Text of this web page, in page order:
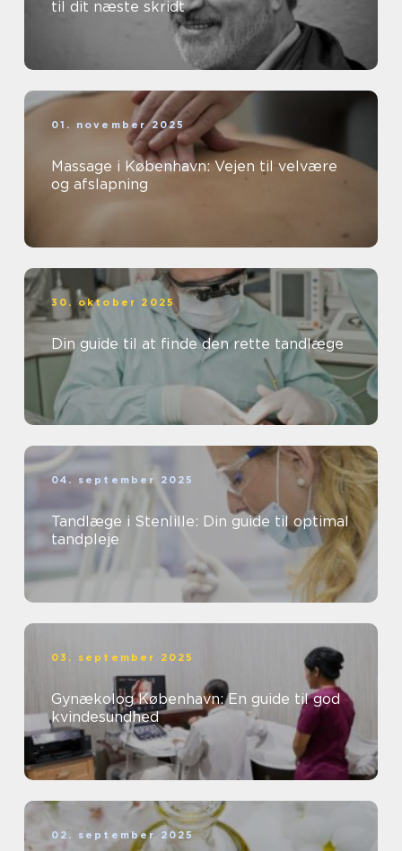
til dit næste skridt
01. november 2025
Massage i København: Vejen til velvære
og afslapning
30. oktober 2025
Din guide til at finde den rette tandlæge
04. september 2025
Tandlæge i Stenlille: Din guide til optimal
tandpleje
03. september 2025
Gynækolog København: En guide til god
kvindesundhed
02. september 2025